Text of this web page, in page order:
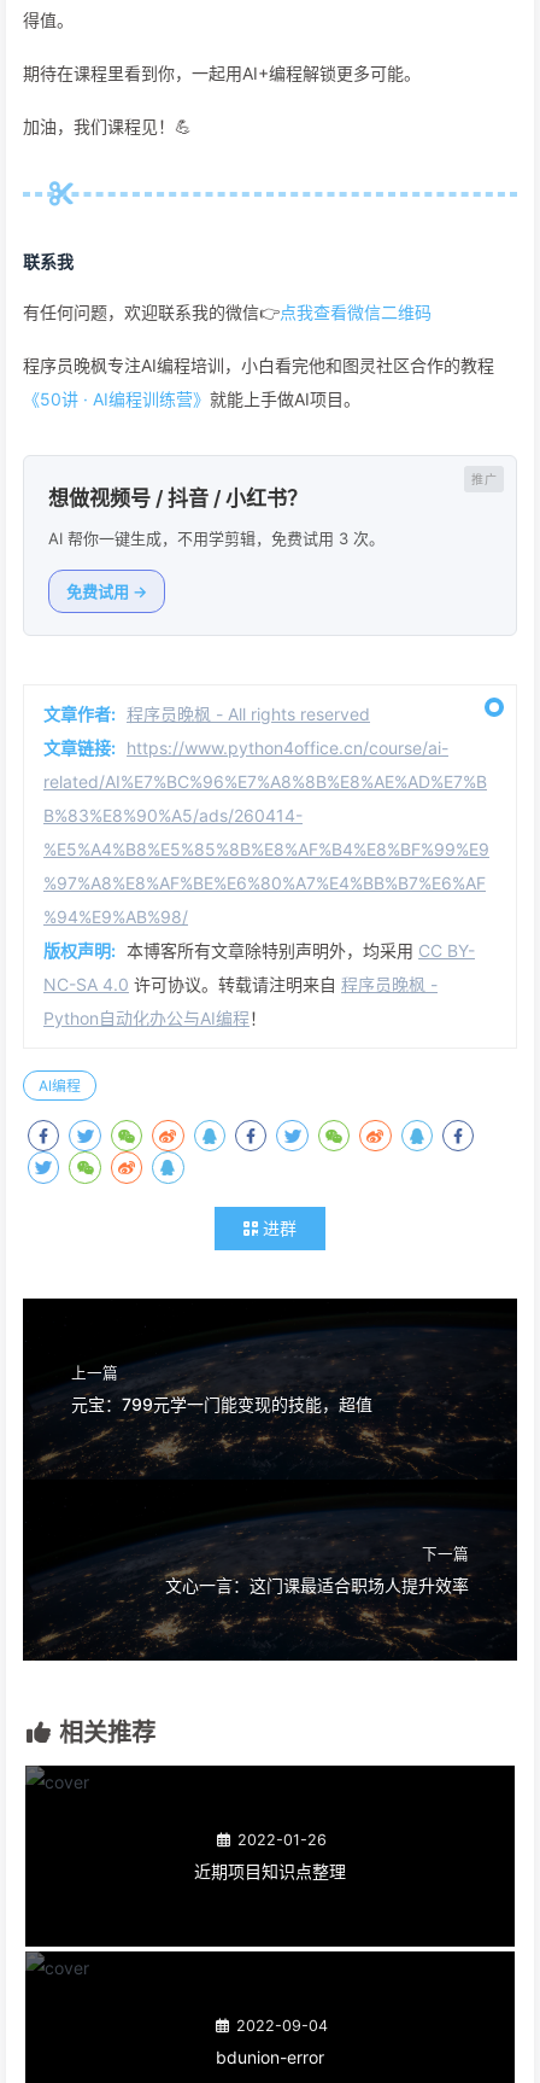
得值。
期待在课程里看到你，一起用AI+编程解锁更多可能。
加油，我们课程见！💪
联系我
有任何问题，欢迎联系我的微信👉点我查看微信二维码
程序员晚枫专注AI编程培训，小白看完他和图灵社区合作的教程
《50讲 · AI编程训练营》 就能上手做AI项目。
想做视频号 / 抖音 / 小红书？
AI 帮你一键生成，不用学剪辑，免费试用 3 次。
免费试用 →
文章作者: 程序员晚枫 - All rights reserved
文章链接: https://www.python4office.cn/course/ai-
related/AI%E7%BC%96%E7%A8%8B%E8%AE%AD%E7%B
B%83%E8%90%A5/ads/260414-
%E5%A4%B8%E5%85%8B%E8%AF%B4%E8%BF%99%E9
%97%A8%E8%AF%BE%E6%80%A7%E4%BB%B7%E6%AF
%94%E9%AB%98/
版权声明: 本博客所有文章除特别声明外，均采用 CC BY-
NC-SA 4.0 许可协议。转载请注明来自 程序员晚枫 -
Python自动化办公与AI编程！
AI编程
进群
上一篇
元宝：799元学一门能变现的技能，超值
下一篇
文心一言：这门课最适合职场人提升效率
相关推荐
2022-01-26
近期项目知识点整理
2022-09-04
bdunion-error